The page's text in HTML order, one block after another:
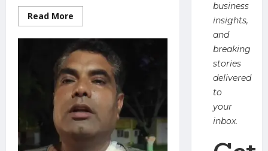
Read More
more
Modinagar
:
मोदीनगर
के
बुदाना
गांव
में
बेटे
ने
पिता
को
गोली
business
insights,
and
breaking
stories
delivered
to
your
inbox.